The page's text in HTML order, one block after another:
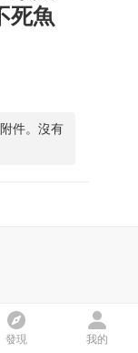
死魚
件。沒有
發現 我的